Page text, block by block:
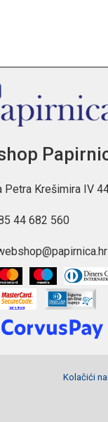
Petra Krešimira IV
44 682 560
© 2026 Webshop
Kolačići